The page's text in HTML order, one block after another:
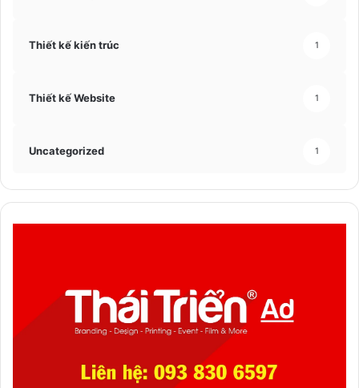
Thiết kế kiến trúc 1
Thiết kế Website 1
Uncategorized 1